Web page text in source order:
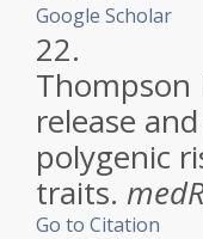
Google Scholar
22.
Thompson
release
polygenic
traits.
Go to Citation